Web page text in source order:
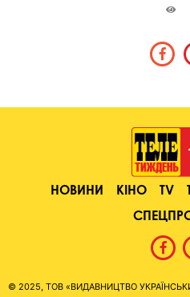
НОВИНИ КІНО TV
© 2025, ТОВ «ВИДАВНИЦТВО